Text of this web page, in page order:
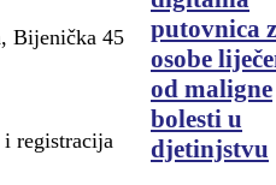
Bijenička 45
registracija
putovnica
osobe
od maligne
bolesti u
djetinjstvu